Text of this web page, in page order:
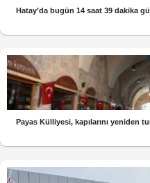
Hatay’da bugün 14 saat 39 dakika
Payas Külliyesi, kapılarını yeniden